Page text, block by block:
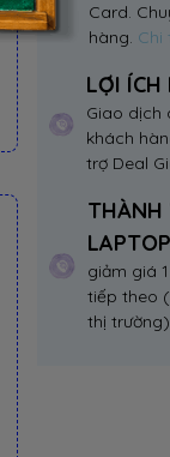
Card.
hàng. Chi
LỢI ÍCH
Giao dịch
khách
trợ Deal
THÀNH
giảm giá
tiếp theo
thị trường)